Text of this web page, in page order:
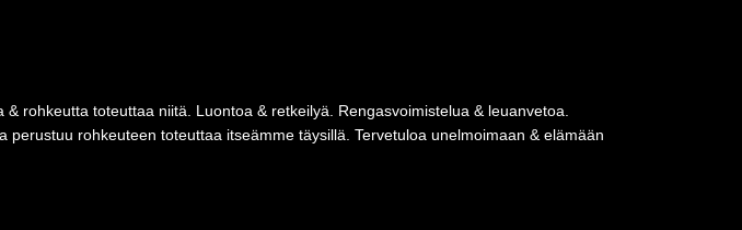
rohkeutta toteuttaa niitä. Luontoa & retkeilyä. Rengasvoimistelua & leuanvetoa.
rohkeuteen toteuttaa itseämme täysillä. Tervetuloa unelmoimaan & elämään